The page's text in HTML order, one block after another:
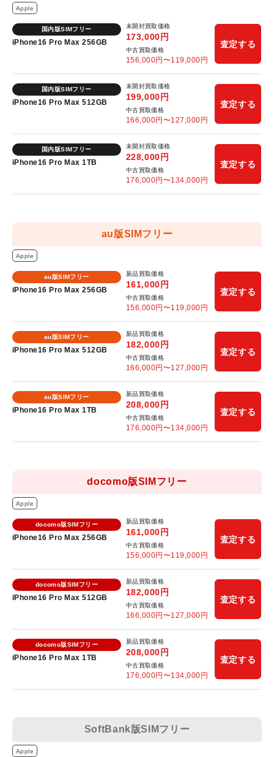
Apple
国内版SIMフリー
iPhone16 Pro Max 256GB
未開封買取価格
173,000 円
中古買取価格
156,000円〜119,000 円
査定する
国内版SIMフリー
iPhone16 Pro Max 512GB
未開封買取価格
199,000 円
中古買取価格
166,000円〜127,000 円
査定する
国内版SIMフリー
iPhone16 Pro Max 1TB
未開封買取価格
228,000 円
中古買取価格
176,000円〜134,000 円
査定する
au版SIMフリー
Apple
au版SIMフリー
iPhone16 Pro Max 256GB
新品買取価格
161,000 円
中古買取価格
156,000円〜119,000 円
査定する
au版SIMフリー
iPhone16 Pro Max 512GB
新品買取価格
182,000 円
中古買取価格
166,000円〜127,000 円
査定する
au版SIMフリー
iPhone16 Pro Max 1TB
新品買取価格
208,000 円
中古買取価格
176,000円〜134,000 円
査定する
docomo版SIMフリー
Apple
docomo版SIMフリー
iPhone16 Pro Max 256GB
新品買取価格
161,000 円
中古買取価格
156,000円〜119,000 円
査定する
docomo版SIMフリー
iPhone16 Pro Max 512GB
新品買取価格
182,000 円
中古買取価格
166,000円〜127,000 円
査定する
docomo版SIMフリー
iPhone16 Pro Max 1TB
新品買取価格
208,000 円
中古買取価格
176,000円〜134,000 円
査定する
SoftBank版SIMフリー
Apple